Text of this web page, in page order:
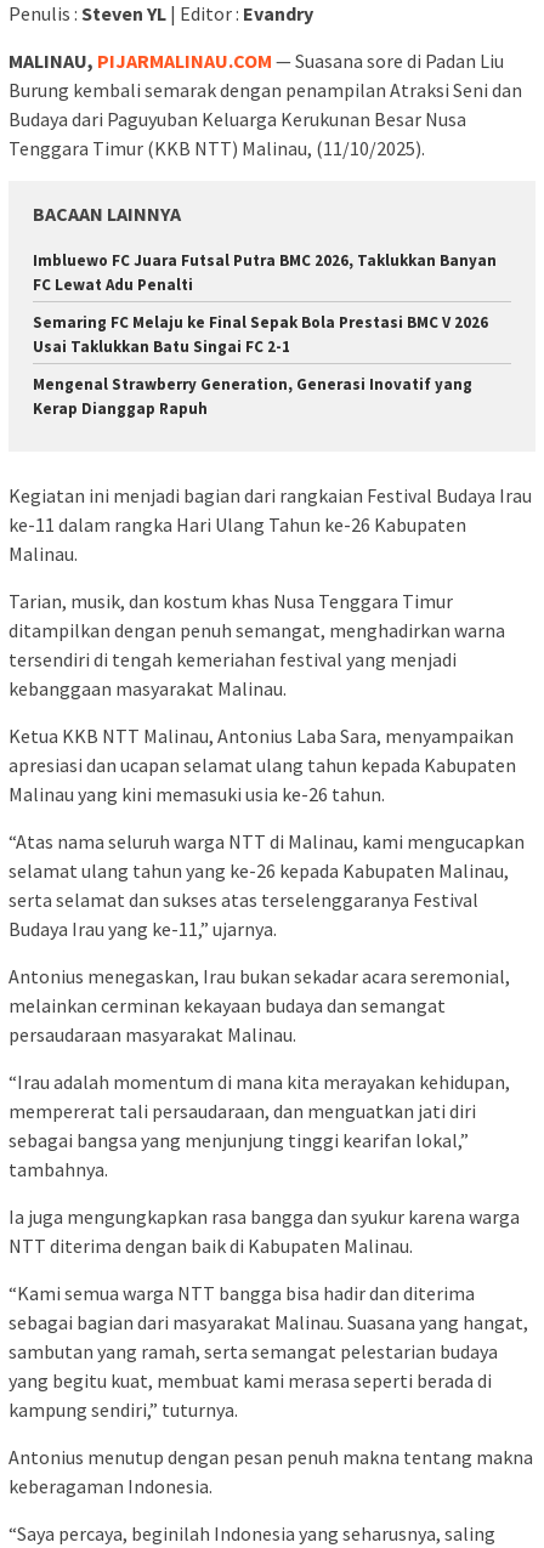
Penulis : Steven YL | Editor : Evandry
MALINAU, PIJARMALINAU.COM — Suasana sore di Padan Liu
Burung kembali semarak dengan penampilan Atraksi Seni dan
Budaya dari Paguyuban Keluarga Kerukunan Besar Nusa
Tenggara Timur (KKB NTT) Malinau, (11/10/2025).
BACAAN LAINNYA
Imbluewo FC Juara Futsal Putra BMC 2026, Taklukkan Banyan
FC Lewat Adu Penalti
Semaring FC Melaju ke Final Sepak Bola Prestasi BMC V 2026
Usai Taklukkan Batu Singai FC 2-1
Mengenal Strawberry Generation, Generasi Inovatif yang
Kerap Dianggap Rapuh
Kegiatan ini menjadi bagian dari rangkaian Festival Budaya Irau
ke-11 dalam rangka Hari Ulang Tahun ke-26 Kabupaten
Malinau.
Tarian, musik, dan kostum khas Nusa Tenggara Timur
ditampilkan dengan penuh semangat, menghadirkan warna
tersendiri di tengah kemeriahan festival yang menjadi
kebanggaan masyarakat Malinau.
Ketua KKB NTT Malinau, Antonius Laba Sara, menyampaikan
apresiasi dan ucapan selamat ulang tahun kepada Kabupaten
Malinau yang kini memasuki usia ke-26 tahun.
“Atas nama seluruh warga NTT di Malinau, kami mengucapkan
selamat ulang tahun yang ke-26 kepada Kabupaten Malinau,
serta selamat dan sukses atas terselenggaranya Festival
Budaya Irau yang ke-11,” ujarnya.
Antonius menegaskan, Irau bukan sekadar acara seremonial,
melainkan cerminan kekayaan budaya dan semangat
persaudaraan masyarakat Malinau.
“Irau adalah momentum di mana kita merayakan kehidupan,
mempererat tali persaudaraan, dan menguatkan jati diri
sebagai bangsa yang menjunjung tinggi kearifan lokal,”
tambahnya.
Ia juga mengungkapkan rasa bangga dan syukur karena warga
NTT diterima dengan baik di Kabupaten Malinau.
“Kami semua warga NTT bangga bisa hadir dan diterima
sebagai bagian dari masyarakat Malinau. Suasana yang hangat,
sambutan yang ramah, serta semangat pelestarian budaya
yang begitu kuat, membuat kami merasa seperti berada di
kampung sendiri,” tuturnya.
Antonius menutup dengan pesan penuh makna tentang makna
keberagaman Indonesia.
“Saya percaya, beginilah Indonesia yang seharusnya, saling